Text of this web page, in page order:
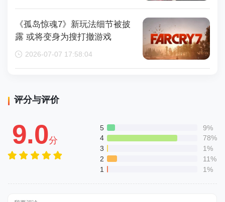
《孤岛惊魂7》新玩法细节被披
露 或将变身为搜打撤游戏
2026-07-07 17:58:04
评分与评价
9.0分
5
9%
4
78%
3
1%
2
11%
1
1%